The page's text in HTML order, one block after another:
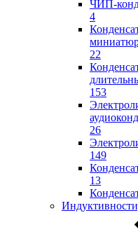
ЧИП-
4
22
153
26
149
13